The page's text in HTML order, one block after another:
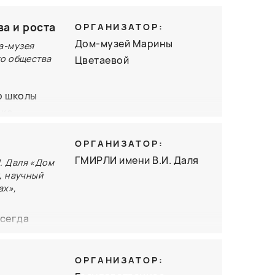
читок
и роста
музея
общества
школы
Именно
и
лет
поэзия
ОРГАНИЗАТОР:
Дом-музей Марины
Цветаевой
Даля «Дом
научный
ОРГАНИЗАТОР:
ГМИРЛИ имени В.И. Даля
ОРГАНИЗАТОР: